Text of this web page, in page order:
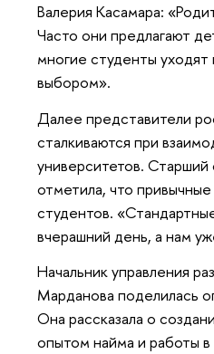
Валерия Касамара:
Часто они предлагают
многие студенты уходят
выбором».
Далее представители
сталкиваются при
университетов. Старший
отметила, что
студентов.
вчерашний день, а нам
Начальник управления
Марданова поделилась
Она рассказала о
опытом найма и работы в